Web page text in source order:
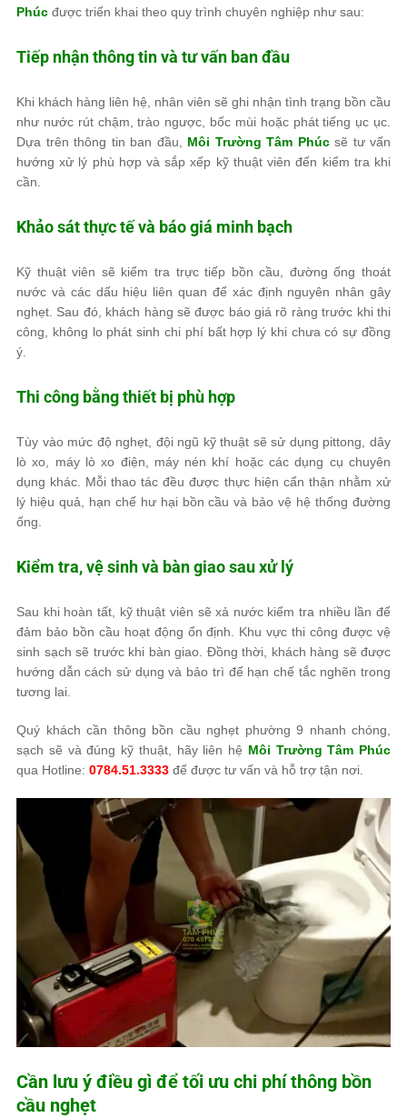
Phúc được triển khai theo quy trình chuyên nghiệp như sau:
Tiếp nhận thông tin và tư vấn ban đầu
Khi khách hàng liên hệ, nhân viên sẽ ghi nhận tình trạng bồn cầu
như nước rút chậm, trào ngược, bốc mùi hoặc phát tiếng ục ục.
Dựa trên thông tin ban đầu, Môi Trường Tâm Phúcsẽ tư vấn
hướng xử lý phù hợp và sắp xếp kỹ thuật viên đến kiểm tra khi
cần.
Khảo sát thực tế và báo giá minh bạch
Kỹ thuật viên sẽ kiểm tra trực tiếp bồn cầu, đường ống thoát
nước và các dấu hiệu liên quan để xác định nguyên nhân gây
nghẹt. Sau đó, khách hàng sẽ được báo giá rõ ràng trước khi thi
công, không lo phát sinh chi phí bất hợp lý khi chưa có sự đồng
ý.
Thi công bằng thiết bị phù hợp
Tùy vào mức độ nghẹt, đội ngũ kỹ thuật sẽ sử dụng pittong, dây
lò xo, máy lò xo điện, máy nén khí hoặc các dụng cụ chuyên
dụng khác. Mỗi thao tác đều được thực hiện cẩn thận nhằm xử
lý hiệu quả, hạn chế hư hại bồn cầu và bảo vệ hệ thống đường
ống.
Kiểm tra, vệ sinh và bàn giao sau xử lý
Sau khi hoàn tất, kỹ thuật viên sẽ xả nước kiểm tra nhiều lần để
đảm bảo bồn cầu hoạt động ổn định. Khu vực thi công được vệ
sinh sạch sẽ trước khi bàn giao. Đồng thời, khách hàng sẽ được
hướng dẫn cách sử dụng và bảo trì để hạn chế tắc nghẽn trong
tương lai.
Quý khách cần thông bồn cầu nghẹt phường 9 nhanh chóng,
sạch sẽ và đúng kỹ thuật, hãy liên hệ Môi Trường Tâm Phúc
qua Hotline: 0784.51.3333 để được tư vấn và hỗ trợ tận nơi.
Cần lưu ý điều gì để tối ưu chi phí thông bồn
cầu nghẹt